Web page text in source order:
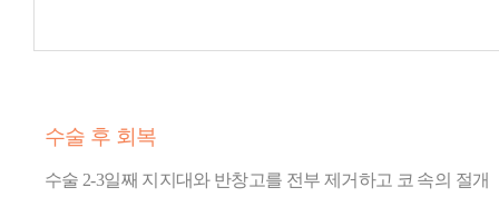
수술 후 회복
수술 2-3일째 지지대와 반창고를 전부 제거하고 코 속의 절개